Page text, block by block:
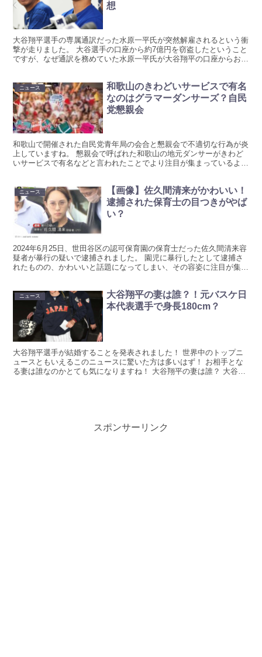
想
大谷翔平選手の専属通訳だった水原一平氏が突然解雇されるという衝
撃が走りました。 大谷選手の口座から約7億円を窃盗したということ
ですが、なぜ通訳を務めていた水原一平氏が大谷翔平の口座からお金
ニュース
和歌山のきわどいサービスで有名
なのはグラマーダンサーズ？自民
党懇親会
和歌山で開催された自民党青年局の会合と懇親会で不適切な行為が炎
上していますね。 懇親会で呼ばれた和歌山の地元ダンサーがきわど
いサービスで有名などと言われたことでより注目が集まっているよう
ニュース
【画像】佐久間清来がかわいい！
逮捕された保育士の目つきがやば
い？
2024年6月25日、世田谷区の認可保育園の保育士だった佐久間清来容
疑者が暴行の疑いで逮捕されました。 園児に暴行したとして逮捕さ
れたものの、かわいいと話題になってしまい、その容姿に注目が集ま
ニュース
大谷翔平の妻は誰？！元バスケ日
本代表選手で身長180cm？
大谷翔平選手が結婚することを発表されました！ 世界中のトップニ
ュースともいえるこのニュースに驚いた方は多いはず！ お相手とな
る妻は誰なのかとても気になりますね！ 大谷翔平の妻は誰？ 大谷翔
スポンサーリンク